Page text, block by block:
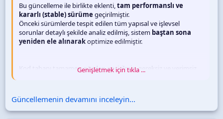
Bu güncelleme ile birlikte eklenti,tam performanslı ve
kararlı (stable) sürüme geçirilmiştir.
Önceki sürümlerde tespit edilen tüm yapısal ve işlevsel
sorunlar detaylı şekilde analiz edilmiş, sistem baştan sona
yeniden ele alınarakoptimize edilmiştir.
Kod tabanı tamamen gözden geçirilmiş, gereksiz ve verimsiz
artırılmış
, hem de uzun vadede oluşabilecek...
Genişletmek için tıkla ...
Güncellemenin devamını inceleyin...